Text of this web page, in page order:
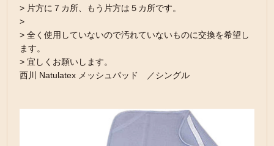
> 片方に７カ所、もう片方は５カ所です。
>
> 全く使用していないので汚れていないものに交換を希望し
ます。
> 宜しくお願いします。
西川 Natulatex メッシュパッド ／シングル